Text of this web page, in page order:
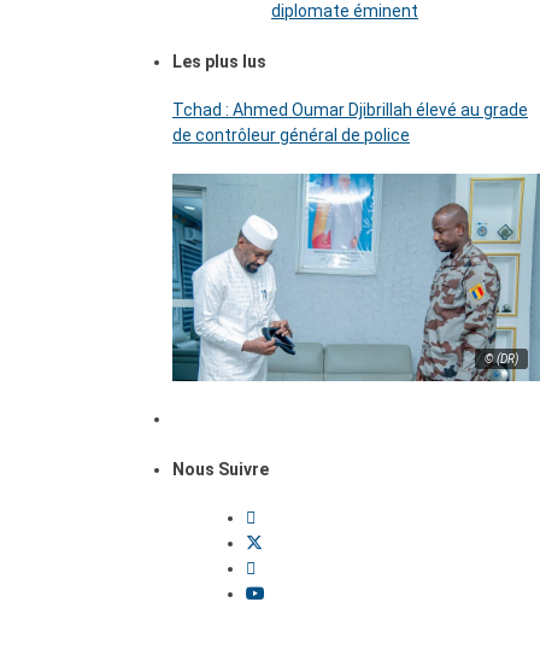
diplomate éminent
Les plus lus
Tchad : Ahmed Oumar Djibrillah élevé au grade
de contrôleur général de police
© (DR)
Nous Suivre